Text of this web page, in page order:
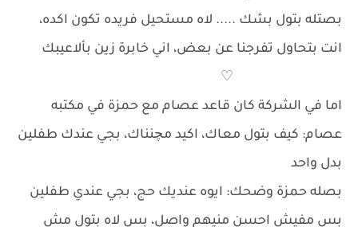
بصتله بتول بشك ..... لاه مستحيل فريده تكون اكده،
انت بتحاول تفرجنا عن بعض، اني خابرة زين بألاعيبك
♡
اما في الشركة كان قاعد عصام مع حمزة في مكتبه
عصام: كيف بتول معاك، اكيد مچنناك، بجي عندك طفلين
بدل واحد
بصله حمزة وضحك: ايوه عنديك حج، بجي عندي طفلين
بس مفيش احسن منيهم واصل، بس لاه بتول مش